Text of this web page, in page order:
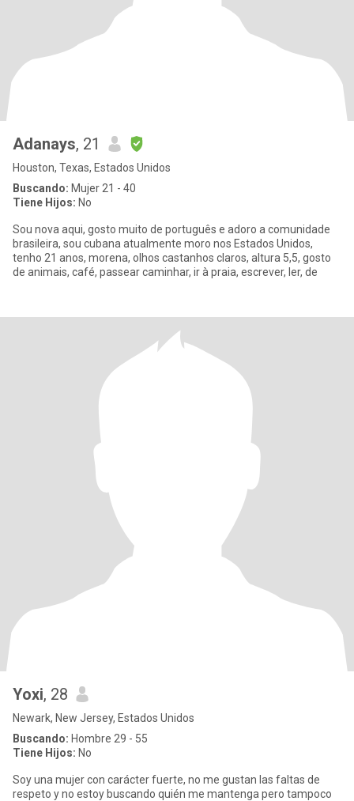
Adanays, 21
Houston, Texas, Estados Unidos
Buscando: Mujer 21 - 40
Tiene Hijos: No
Sou nova aqui, gosto muito de português e adoro a comunidade
brasileira, sou cubana atualmente moro nos Estados Unidos,
tenho 21 anos, morena, olhos castanhos claros, altura 5,5, gosto
de animais, café, passear caminhar, ir à praia, escrever, ler, de
Yoxi, 28
Newark, New Jersey, Estados Unidos
Buscando: Hombre 29 - 55
Tiene Hijos: No
Soy una mujer con carácter fuerte, no me gustan las faltas de
respeto y no estoy buscando quién me mantenga pero tampoco